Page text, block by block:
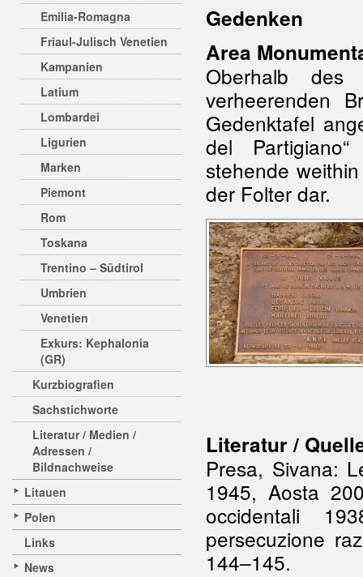
Emilia-Romagna
Friaul-Julisch Venetien
Kampanien
Latium
Lombardei
Ligurien
Marken
Piemont
Rom
Toskana
Trentino – Südtirol
Umbrien
Venetien
Exkurs: Kephalonia
(GR)
Kurzbiografien
Sachstichworte
Literatur / Medien /
Adressen /
Bildnachweise
Litauen
Polen
Links
News
Gedenken
Area
Oberhalb
verheerenden
Gedenktafel
del
stehende
der Folter dar.
Literatur /
Presa, Sivana:
1945, Aosta
occidentali
persecuzione
144–145.